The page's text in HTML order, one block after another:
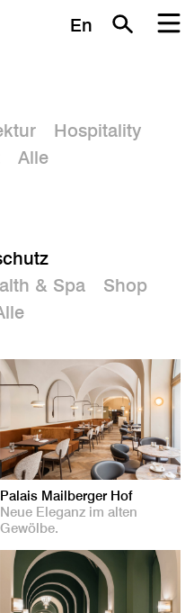
En
Hospitality
Alle
& Spa
Shop
Palais Mailberger Hof
Neue Eleganz im alten
Gewölbe.